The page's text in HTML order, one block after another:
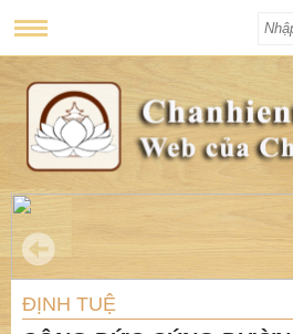
ĐỊNH TUỆ
CÔNG ĐỨC CÚNG
20/04/2017
CÔNG ĐỨC